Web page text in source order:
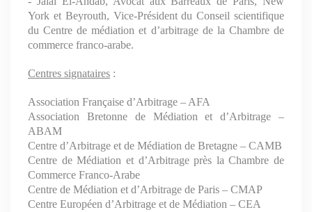
York et Beyrouth, Vice-Président du Conseil scientifique
du Centre de médiation et d’arbitrage de la Chambre de
commerce franco-arabe.
Centres signataires :
Association Française d’Arbitrage – AFA
Association Bretonne de Médiation et d’Arbitrage –
ABAM
Centre d’Arbitrage et de Médiation de Bretagne – CAMB
Centre de Médiation et d’Arbitrage près la Chambre de
Commerce Franco-Arabe
Centre de Médiation et d’Arbitrage de Paris – CMAP
Centre Européen d’Arbitrage et de Médiation – CEA